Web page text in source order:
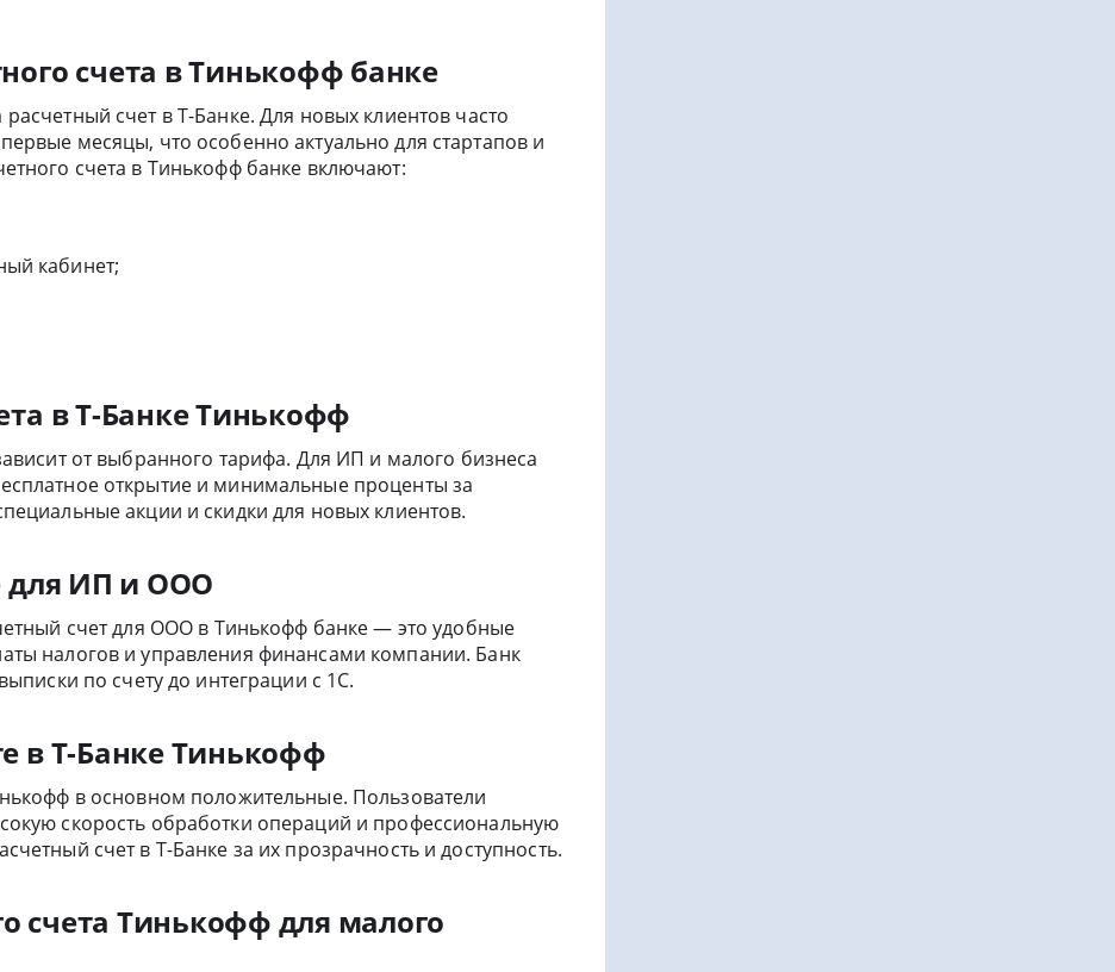
счета в Тинькофф банке
счет в Т-Банке. Для новых клиентов часто
месяцы, что особенно актуально для стартапов и
счета в Тинькофф банке включают:
кабинет;
в Т-Банке Тинькофф
от выбранного тарифа. Для ИП и малого бизнеса
открытие и минимальные проценты за
акции и скидки для новых клиентов.
для ИП и ООО
счет для ООО в Тинькофф банке — это удобные
налогов и управления финансами компании. Банк
по счету до интеграции с 1С.
в Т-Банке Тинькофф
в основном положительные. Пользователи
скорость обработки операций и профессиональную
счет в Т-Банке за их прозрачность и доступность.
счета Тинькофф для малого